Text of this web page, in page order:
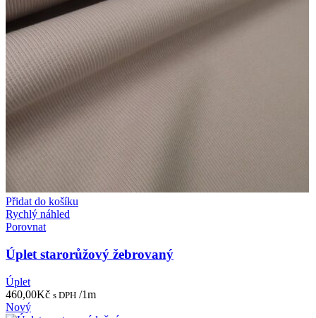
Přidat do košíku
Rychlý náhled
Porovnat
Úplet starorůžový žebrovaný
Úplet
460,00Kč s DPH /1m
Nový